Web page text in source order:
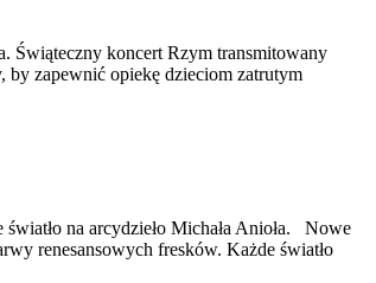
Świąteczny koncert Rzym transmitowany
by zapewnić opiekę dzieciom zatrutym
na arcydzieło Michała Anioła. Nowe
renesansowych fresków. Każde światło